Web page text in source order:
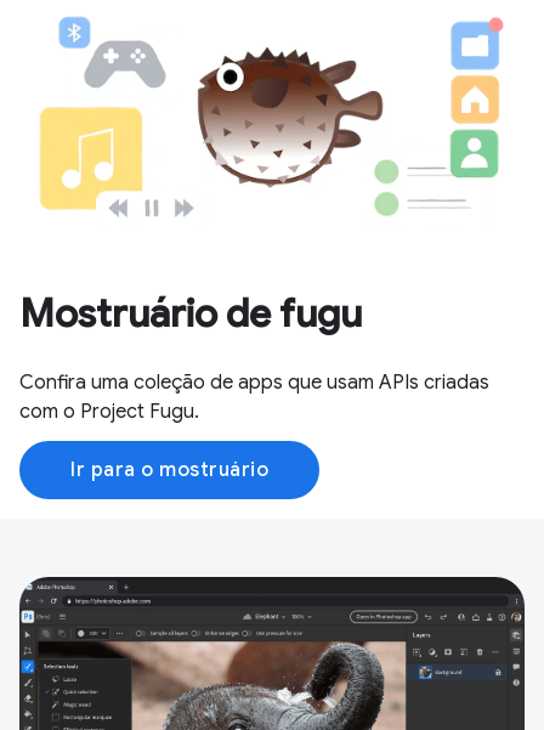
Mostruário de fugu
Confira uma coleção de apps que usam APIs criadas
com o Project Fugu.
Ir para o mostruário